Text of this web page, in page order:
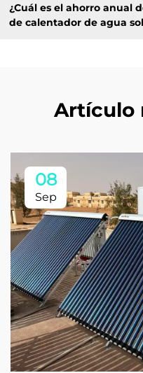
¿Cuál es el ahorro anual
de calentador de agua
Artículo
08
Sep